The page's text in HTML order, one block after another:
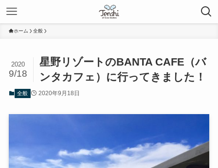
ホーム 全般
星野リゾートのBANTA CAFE（バ
ンタカフェ）に行ってきました！
2020
9/18
全般 2020年9月18日